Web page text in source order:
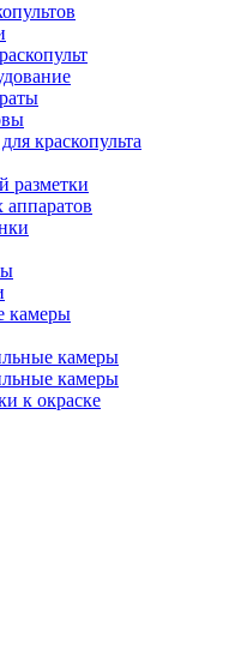
краскопульта
разметки
камеры
камеры
камеры
к окраске